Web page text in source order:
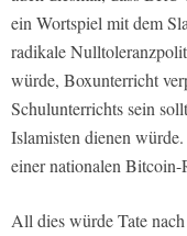
ein Wortspiel mit dem
radikale
würde, Boxunterricht
Schulunterrichts sein
Islamisten dienen
einer nationalen Bitcoin-
All dies würde Tate